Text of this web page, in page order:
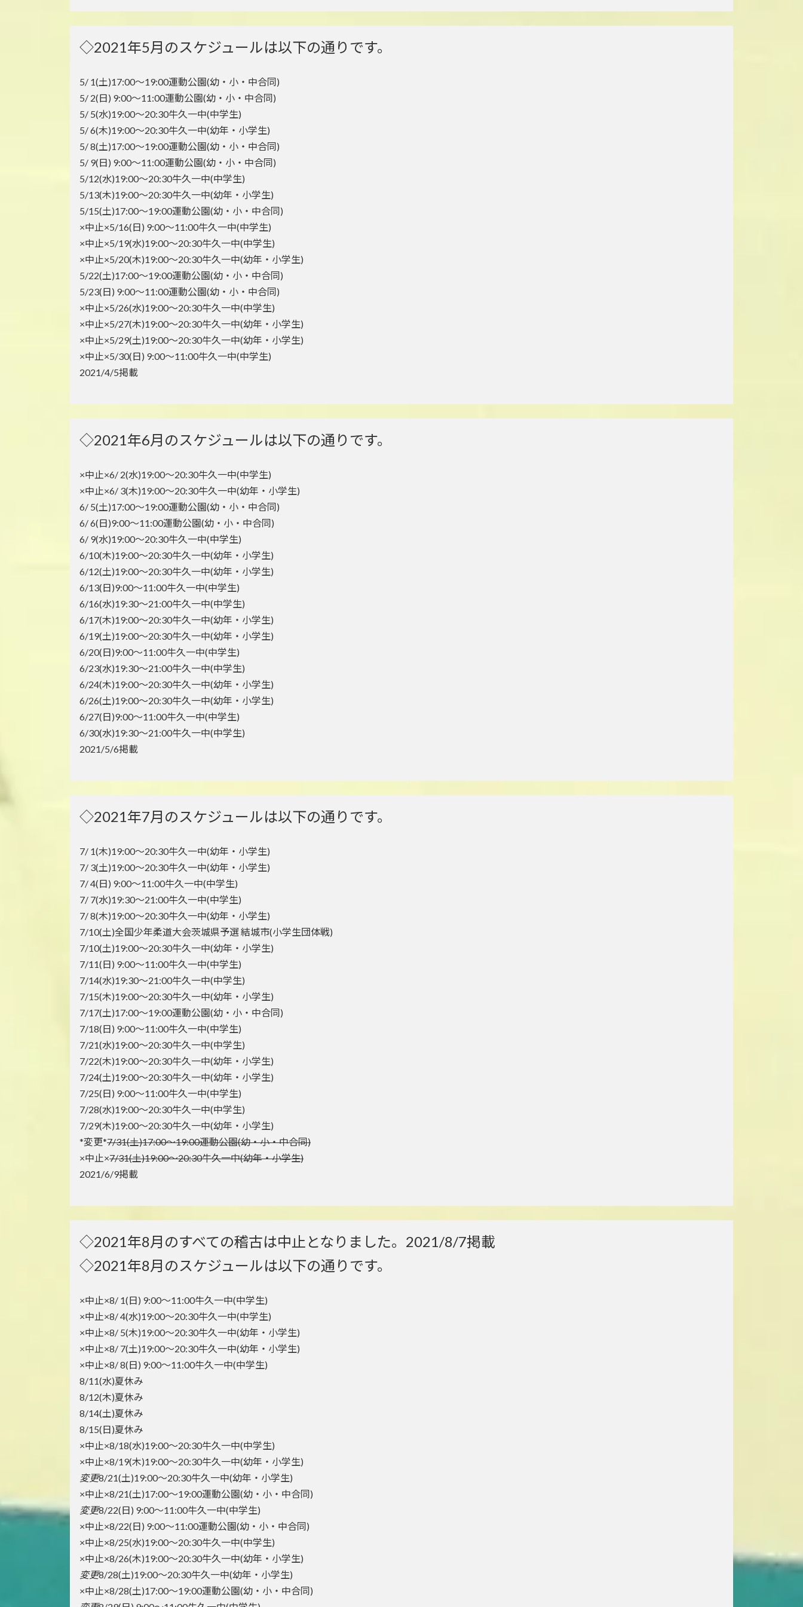
◇2021年5月のスケジュールは以下の通りです。
5/ 1(土)17:00～19:00運動公園(幼・小・中合同)
5/ 2(日) 9:00～11:00運動公園(幼・小・中合同)
5/ 5(水)19:00～20:30牛久一中(中学生)
5/ 6(木)19:00～20:30牛久一中(幼年・小学生)
5/ 8(土)17:00～19:00運動公園(幼・小・中合同)
5/ 9(日) 9:00～11:00運動公園(幼・小・中合同)
5/12(水)19:00～20:30牛久一中(中学生)
5/13(木)19:00～20:30牛久一中(幼年・小学生)
5/15(土)17:00～19:00運動公園(幼・小・中合同)
×中止×5/16(日) 9:00～11:00牛久一中(中学生)
×中止×5/19(水)19:00～20:30牛久一中(中学生)
×中止×5/20(木)19:00～20:30牛久一中(幼年・小学生)
5/22(土)17:00～19:00運動公園(幼・小・中合同)
5/23(日) 9:00～11:00運動公園(幼・小・中合同)
×中止×5/26(水)19:00～20:30牛久一中(中学生)
×中止×5/27(木)19:00～20:30牛久一中(幼年・小学生)
×中止×5/29(土)19:00～20:30牛久一中(幼年・小学生)
×中止×5/30(日) 9:00～11:00牛久一中(中学生)
2021/4/5掲載
◇2021年6月のスケジュールは以下の通りです。
×中止×6/ 2(水)19:00～20:30牛久一中(中学生)
×中止×6/ 3(木)19:00～20:30牛久一中(幼年・小学生)
6/ 5(土)17:00～19:00運動公園(幼・小・中合同)
6/ 6(日)9:00～11:00運動公園(幼・小・中合同)
6/ 9(水)19:00～20:30牛久一中(中学生)
6/10(木)19:00～20:30牛久一中(幼年・小学生)
6/12(土)19:00～20:30牛久一中(幼年・小学生)
6/13(日)9:00～11:00牛久一中(中学生)
6/16(水)19:30～21:00牛久一中(中学生)
6/17(木)19:00～20:30牛久一中(幼年・小学生)
6/19(土)19:00～20:30牛久一中(幼年・小学生)
6/20(日)9:00～11:00牛久一中(中学生)
6/23(水)19:30～21:00牛久一中(中学生)
6/24(木)19:00～20:30牛久一中(幼年・小学生)
6/26(土)19:00～20:30牛久一中(幼年・小学生)
6/27(日)9:00～11:00牛久一中(中学生)
6/30(水)19:30～21:00牛久一中(中学生)
2021/5/6掲載
◇2021年7月のスケジュールは以下の通りです。
7/ 1(木)19:00～20:30牛久一中(幼年・小学生)
7/ 3(土)19:00～20:30牛久一中(幼年・小学生)
7/ 4(日) 9:00～11:00牛久一中(中学生)
7/ 7(水)19:30～21:00牛久一中(中学生)
7/ 8(木)19:00～20:30牛久一中(幼年・小学生)
7/10(土)全国少年柔道大会茨城県予選 結城市(小学生団体戦)
7/10(土)19:00～20:30牛久一中(幼年・小学生)
7/11(日) 9:00～11:00牛久一中(中学生)
7/14(水)19:30～21:00牛久一中(中学生)
7/15(木)19:00～20:30牛久一中(幼年・小学生)
7/17(土)17:00～19:00運動公園(幼・小・中合同)
7/18(日) 9:00～11:00牛久一中(中学生)
7/21(水)19:00～20:30牛久一中(中学生)
7/22(木)19:00～20:30牛久一中(幼年・小学生)
7/24(土)19:00～20:30牛久一中(幼年・小学生)
7/25(日) 9:00～11:00牛久一中(中学生)
7/28(水)19:00～20:30牛久一中(中学生)
7/29(木)19:00～20:30牛久一中(幼年・小学生)
*変更*7/31(土)17:00～19:00運動公園(幼・小・中合同)
×中止×7/31(土)19:00～20:30牛久一中(幼年・小学生)
2021/6/9掲載
◇2021年8月のすべての稽古は中止となりました。2021/8/7掲載
◇2021年8月のスケジュールは以下の通りです。
×中止×8/ 1(日) 9:00～11:00牛久一中(中学生)
×中止×8/ 4(水)19:00～20:30牛久一中(中学生)
×中止×8/ 5(木)19:00～20:30牛久一中(幼年・小学生)
×中止×8/ 7(土)19:00～20:30牛久一中(幼年・小学生)
×中止×8/ 8(日) 9:00～11:00牛久一中(中学生)
8/11(水)夏休み
8/12(木)夏休み
8/14(土)夏休み
8/15(日)夏休み
×中止×8/18(水)19:00～20:30牛久一中(中学生)
×中止×8/19(木)19:00～20:30牛久一中(幼年・小学生)
変更8/21(土)19:00～20:30牛久一中(幼年・小学生)
×中止×8/21(土)17:00～19:00運動公園(幼・小・中合同)
変更8/22(日) 9:00～11:00牛久一中(中学生)
×中止×8/22(日) 9:00～11:00運動公園(幼・小・中合同)
×中止×8/25(水)19:00～20:30牛久一中(中学生)
×中止×8/26(木)19:00～20:30牛久一中(幼年・小学生)
変更8/28(土)19:00～20:30牛久一中(幼年・小学生)
×中止×8/28(土)17:00～19:00運動公園(幼・小・中合同)